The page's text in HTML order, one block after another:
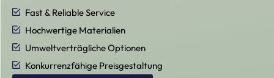
Fast & Reliable Service
Hochwertige Materialien
Umweltverträgliche Optionen
Konkurrenzfähige Preisgestaltung